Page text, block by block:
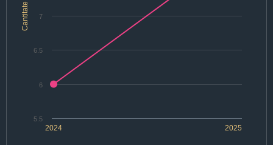
Cantitate
2024 2025
5.5
6
6.5
7